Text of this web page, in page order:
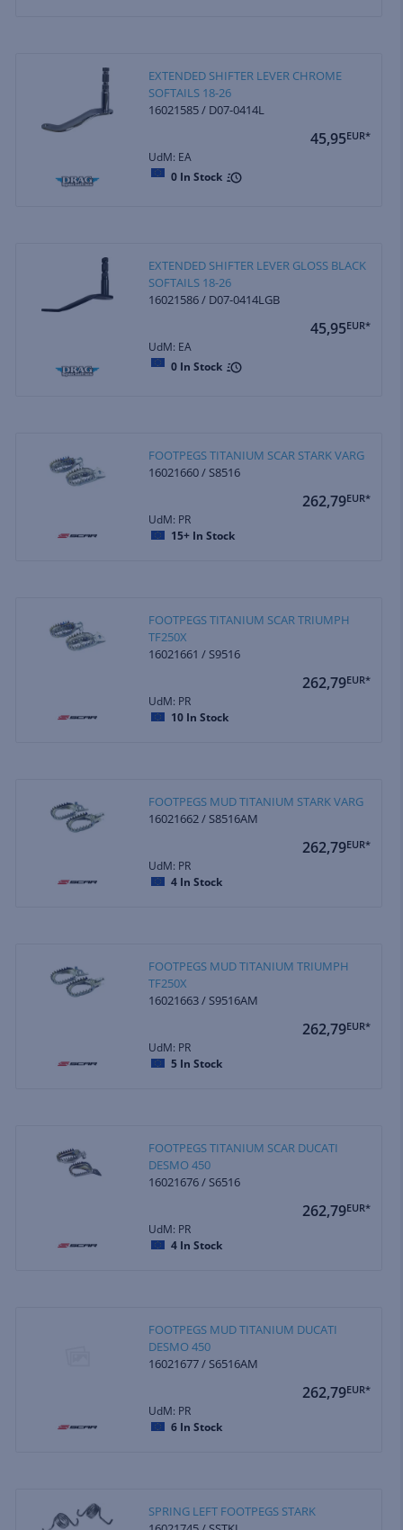
EXTENDED SHIFTER LEVER CHROME
SOFTAILS 18-26
16021585 / D07-0414L
45,95EUR*
UdM: EA
0 In Stock
EXTENDED SHIFTER LEVER GLOSS BLACK
SOFTAILS 18-26
16021586 / D07-0414LGB
45,95EUR*
UdM: EA
0 In Stock
FOOTPEGS TITANIUM SCAR STARK VARG
16021660 / S8516
262,79EUR*
UdM: PR
15+ In Stock
FOOTPEGS TITANIUM SCAR TRIUMPH
TF250X
16021661 / S9516
262,79EUR*
UdM: PR
10 In Stock
FOOTPEGS MUD TITANIUM STARK VARG
16021662 / S8516AM
262,79EUR*
UdM: PR
4 In Stock
FOOTPEGS MUD TITANIUM TRIUMPH
TF250X
16021663 / S9516AM
262,79EUR*
UdM: PR
5 In Stock
FOOTPEGS TITANIUM SCAR DUCATI
DESMO 450
16021676 / S6516
262,79EUR*
UdM: PR
4 In Stock
FOOTPEGS MUD TITANIUM DUCATI
DESMO 450
16021677 / S6516AM
262,79EUR*
UdM: PR
6 In Stock
SPRING LEFT FOOTPEGS STARK